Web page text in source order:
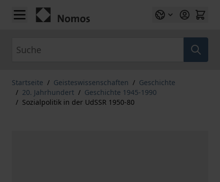
Zum Inhalt springen
Startseite / Geisteswissenschaften / Geschichte
/ 20. Jahrhundert / Geschichte 1945-1990
/ Sozialpolitik in der UdSSR 1950-80